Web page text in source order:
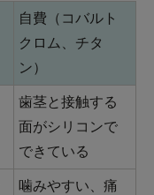
自費（コバルト
クロム、チタ
ン）
歯茎と接触する
面がシリコンで
できている
噛みやすい、痛